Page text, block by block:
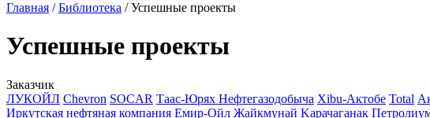
Главная /Библиотека /Успешные проекты
Успешные проекты
Заказчик
ЛУКОЙЛ Chevron SOCAR Таас-Юрях Нефтегазодобыча Xibu-Актобе Total
Иркутская нефтяная компания Емир-Ойл Жайкмунай Kарачаганак